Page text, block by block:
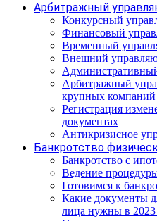
Арбитражный
Конкурсный
Финансовый
Временный
Внешний
Арбитражный
крупных компаний
Регистрация
документах
Антикризисное
Банкротство
Банкротство с
Ведение
Готовимся к
Какие документы
лица нужны в 2023